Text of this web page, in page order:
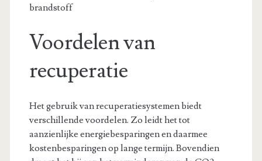
brandstoff
Voordelen van
recuperatie
Het gebruik van recuperatiesystemen biedt
verschillende voordelen. Zo leidt het tot
aanzienlijke energiebesparingen en daarmee
kostenbesparingen op lange termijn. Bovendien